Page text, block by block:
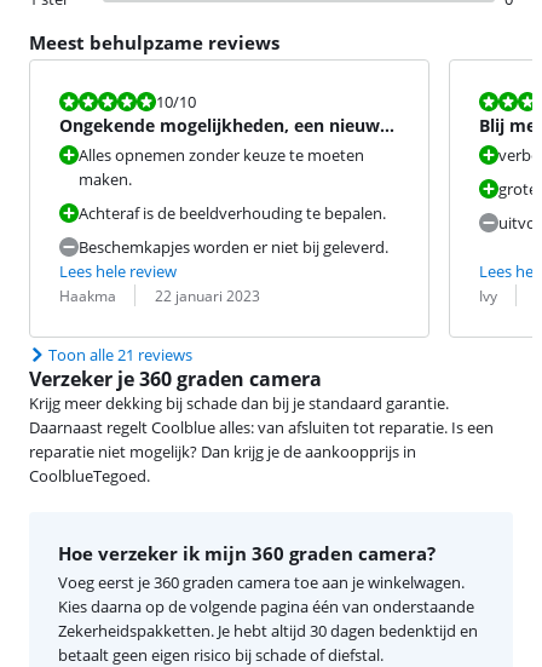
Meest behulpzame reviews
Beoordeling is 10 van de 10.
10/10
Ongekende mogelijkheden, een nieuwe
dimensie van filmen!
Alles opnemen zonder keuze te moeten
maken.
Achteraf is de beeldverhouding te bepalen.
Beschemkapjes worden er niet bij geleverd.
Lees hele review
Beoordeling door:
Haakma
Datum: 22 januari 2023
Blij
Lees
Ivy
Datum:
Toon alle 21 reviews
Verzeker je 360 graden camera
Krijg meer dekking bij schade dan bij je standaard garantie.
Daarnaast regelt Coolblue alles: van afsluiten tot reparatie. Is een
reparatie niet mogelijk? Dan krijg je de aankoopprijs in
CoolblueTegoed.
Hoe verzeker ik mijn 360 graden camera?
Voeg eerst je 360 graden camera toe aan je winkelwagen.
Kies daarna op de volgende pagina één van onderstaande
Zekerheidspakketten. Je hebt altijd 30 dagen bedenktijd en
betaalt geen eigen risico bij schade of diefstal.